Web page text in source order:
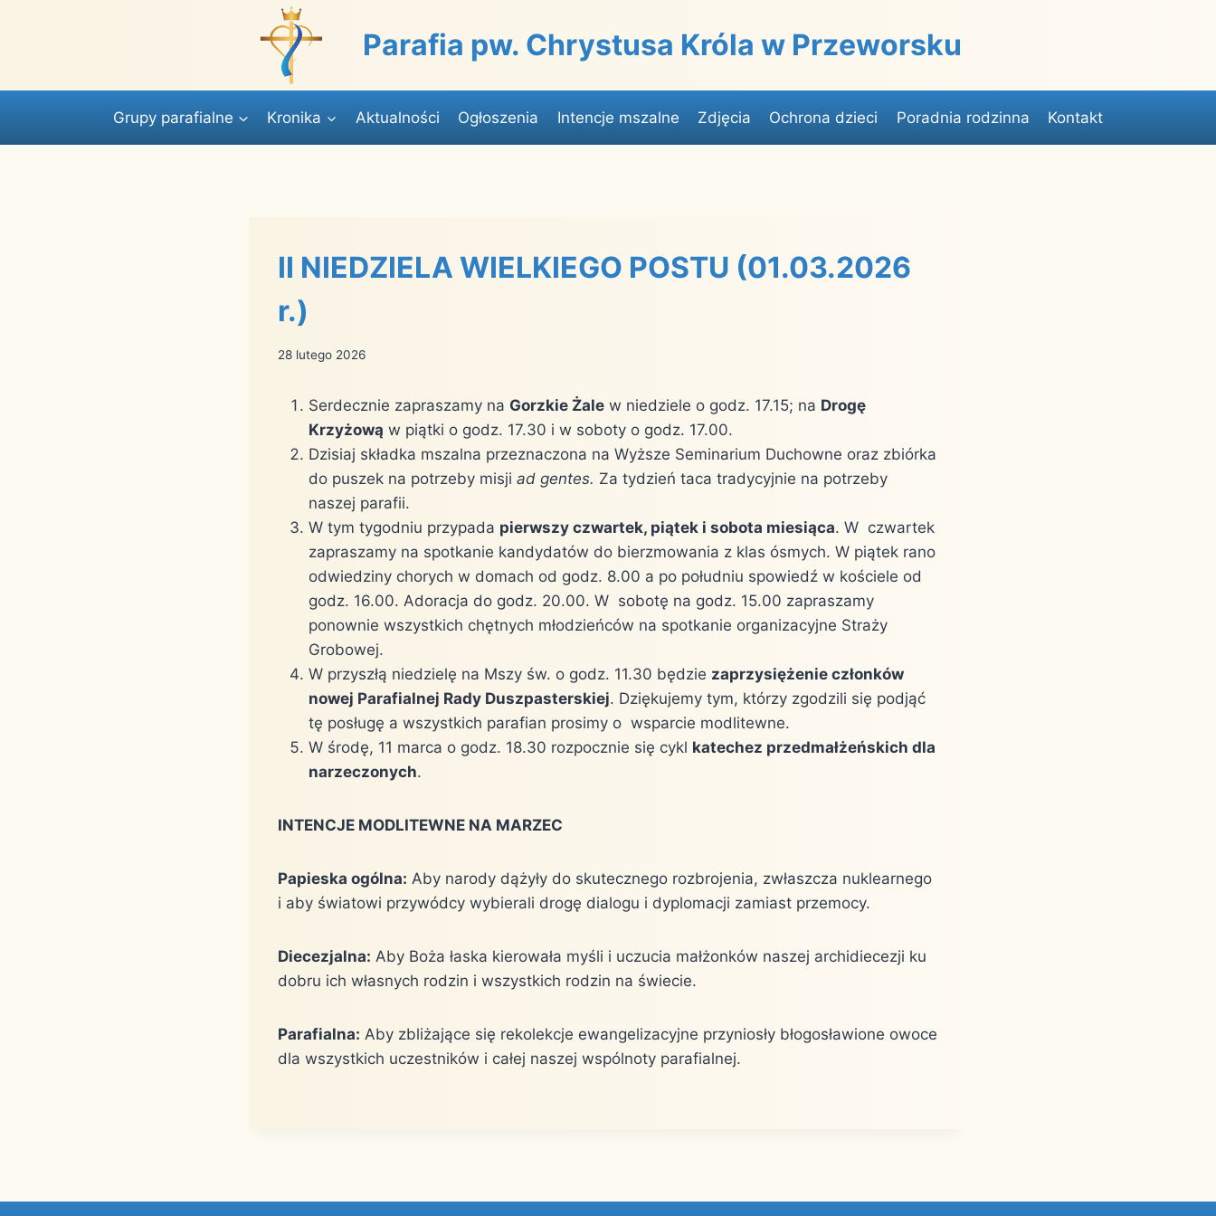
Parafia pw. Chrystusa Króla w Przeworsku
Grupy parafialne Kronika Aktualności Ogłoszenia Intencje mszalne Zdjęcia Ochrona dzieci Poradnia rodzinna Kontakt
II NIEDZIELA WIELKIEGO POSTU (01.03.2026
r.)
28 lutego 2026
Serdecznie zapraszamy na Gorzkie Żale w niedziele o godz. 17.15; na Drogę
Krzyżową w piątki o godz. 17.30 i w soboty o godz. 17.00.
Dzisiaj składka mszalna przeznaczona na Wyższe Seminarium Duchowne oraz zbiórka
do puszek na potrzeby misji ad gentes. Za tydzień taca tradycyjnie na potrzeby
naszej parafii.
W tym tygodniu przypada pierwszy czwartek, piątek i sobota miesiąca. W czwartek
zapraszamy na spotkanie kandydatów do bierzmowania z klas ósmych. W piątek rano
odwiedziny chorych w domach od godz. 8.00 a po południu spowiedź w kościele od
godz. 16.00. Adoracja do godz. 20.00. W sobotę na godz. 15.00 zapraszamy
ponownie wszystkich chętnych młodzieńców na spotkanie organizacyjne Straży
Grobowej.
W przyszłą niedzielę na Mszy św. o godz. 11.30 będzie zaprzysiężenie członków
nowej Parafialnej Rady Duszpasterskiej. Dziękujemy tym, którzy zgodzili się podjąć
tę posługę a wszystkich parafian prosimy o wsparcie modlitewne.
W środę, 11 marca o godz. 18.30 rozpocznie się cykl katechez przedmałżeńskich dla
narzeczonych.
INTENCJE MODLITEWNE NA MARZEC
Papieska ogólna: Aby narody dążyły do skutecznego rozbrojenia, zwłaszcza nuklearnego
i aby światowi przywódcy wybierali drogę dialogu i dyplomacji zamiast przemocy.
Diecezjalna: Aby Boża łaska kierowała myśli i uczucia małżonków naszej archidiecezji ku
dobru ich własnych rodzin i wszystkich rodzin na świecie.
Parafialna: Aby zbliżające się rekolekcje ewangelizacyjne przyniosły błogosławione owoce
dla wszystkich uczestników i całej naszej wspólnoty parafialnej.